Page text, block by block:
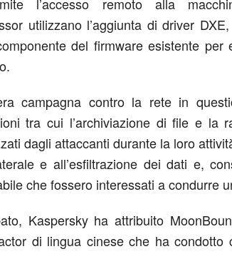
utilizzano l’aggiunta di driver
del firmware esistente
campagna contro la rete in
tra cui l’archiviazione di file e la
dagli attaccanti durante la loro
e all’esfiltrazione dei dati e,
che fossero interessati a condurre
Kaspersky ha attribuito
di lingua cinese che ha condotto